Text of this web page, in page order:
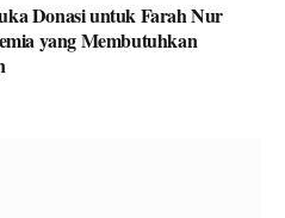
Donasi untuk Farah Nur
yang Membutuhkan